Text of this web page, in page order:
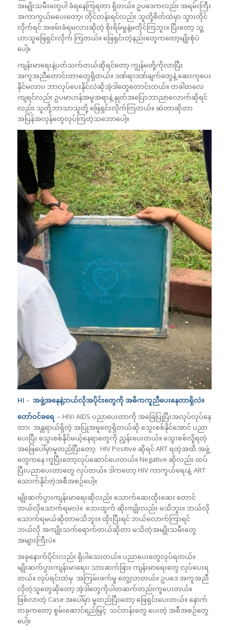
အမျိုးသမီးတွေပါ ခံရနေကြရတာ ရှိတယ်။ ဥပဒေကလည်း အရမ်းကြီး
အကာကွယ်မပေးတော့၊ တိုင်တန်းရင်လည်း သူတို့စိတ်ထဲမှာ သွားတိုင်
လိုက်ရင် အဖမ်းခံရမလားဆိုတဲ့ စိုးရိမ်မှုနဲ့မတိုင်ကြဘူး။ ပြီးတော့ သူ့
ဟာသူဖြေရှင်းလိုက် ကြတယ်။ ဖြေရှင်းတဲ့နည်းတွေကတော့မျိုးစုံပဲ
ပေါ့။
ကျန်းမာရေးနဲ့ပတ်သက်တယ်ဆိုရင်တော့ ကျွန်မတို့ကိုလာပြီး
အကူအညီတောင်းတာတွေရှိတယ်။ ဒဏ်ရာဒဏ်ချက်တွေနဲ့ ဆေးကုပေး
နိုင်မလား၊ ဘာလုပ်ပေးနိုင်လဲဆိုအဲ့ဒါတွေတောင်းတယ်။ တခါတလေ
ကျရင်လည်း ဥပမာဟန်အမူအရာနဲ့ နှုတ်အပြောဘာညာလောက်ဆိုရင်
လည်း သူတို့ဘာသာသူတို့ ဖြေရှင်းလိုက်ကြတယ်။ ဆဲတာဆိုတာ
အပြန်အလှန်တွေလုပ်ကြတဲ့သဘောပေါ့။
HI – အဖွဲ့အနေနဲ့ဘယ်လိုအပိုင်းတွေကို အဓိကကူညီပေးနေတာရှိလဲ။
တော်ဝင်ခရေ – HIV၊ AIDS ပညာပေးတာကို အခြေပြုပြီးအလုပ်လုပ်နေ
တာ၊ အန္တရာယ်ရှိတဲ့ အပြုအမူတွေရှိတယ်ဆို သွေးစစ်နိုင်အောင် ပညာ
ပေးပြီး သွေးစစ်နိုင်မယ့်နေရာတွေကို ညွှန်းပေးတယ်။ သွေးစစ်လို့ရတဲ့
အဖြေပေါ်မှာမူတည်ပြီးတော့ HIV Positive ဆိုရင် ART ရတဲ့အထိ အဖွဲ့
တွေကနေ ကူပြီးတော့လုပ်ဆောင်ပေးတယ်။ Negative ဆိုလည်း ထပ်
ပြီးပညာပေးတာတွေ လုပ်တယ်။ ဒါကတော့ HIV ကာကွယ်ရေးနဲ့ ART
သောက်နိုင်တဲ့အစီအစဉ်ပေါ့။
မျိုးဆက်ပွားကျန်းမာရေးဆိုလည်း သောက်ဆေးထိုးဆေး တောင်
ဘယ်လိုသောက်ရမလဲ။ ဘေးထွက် ဆိုးကျိုးလည်း မသိဘူး။ ဘယ်လို
သောက်ရမယ်ဆိုတာမသိဘူး။ ထိုးပြီးရင် ဘယ်လောက်ကြာရင်
ဘယ်လို အကျိုးသက်ရောက်တယ်ဆိုတာ မသိတဲ့အမျိုးသမီးတွေ
အများကြီးပဲ။
အခုနောက်ပိုင်းလည်း ရှိပါသေးတယ်။ ပညာပေးတွေလုပ်ရတယ်။
မျိုးဆက်ပွားကျန်းမာရေး၊ သားဆက်ခြား ကျန်းမာရေးတွေ လုပ်ပေးရ
တယ်။ လုပ်ရင်းထဲမှ အကြမ်းဖက်မှု တွေ့လာတယ်။ ဥပဒေ အကူအညီ
လိုတဲ့သူတွေဆိုတော့ အဲ့ဒါတွေကိုပါတဆက်တည်းကူပေးတယ်။
ဖြစ်လာတဲ့ Case အပေါ်မှာ မူတည်ပြီးတော့ ဖြေရှင်းပေးတယ်။ နောက်
တခုကတော့ စွမ်းဆောင်ရည်မြှင့် သင်တန်းတွေ ပေးတဲ့ အစီအစဉ်တွေ
ပေါ့။